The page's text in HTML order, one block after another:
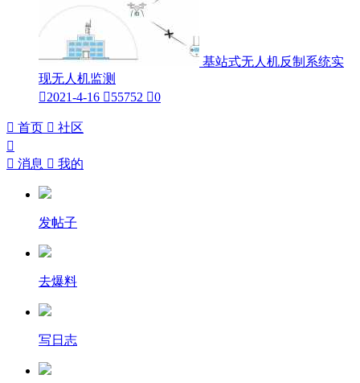
基站式无人机反制系统实
现无人机监测
2021-4-16 55752 0
 首页  社区

 消息  我的
发帖子
去爆料
写日志